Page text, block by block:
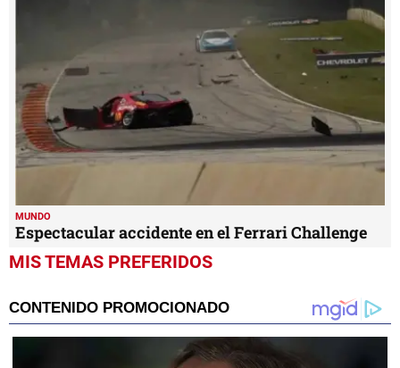
MUNDO
Espectacular accidente en el Ferrari Challenge
MIS TEMAS PREFERIDOS